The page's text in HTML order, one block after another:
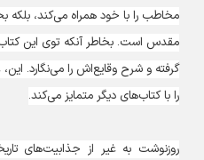
مخاطب را با خود همراه می‌کند، بلکه
مقدس است. بخاطر آنکه توی این
گرفته و شرح وقایع‌اش را می‌نگارد.
را با کتاب‌های دیگر متمایز می‌کند.
روزنوشت‌ به غیر از جذابیت‌های